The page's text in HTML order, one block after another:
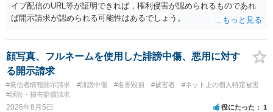
イブ配信のURL等が証明できれば，権利侵害が認められるものであれ
ば開示請求が認められる可能性はあるでしょう。
顔写真、フルネームを使用した誹謗中傷、悪用に対す
る開示請求
#発信者情報開示請求 #誹謗中傷 #名誉毀損 #被害者
#ネット上の個人特定被害
#訴訟・損害賠償請求
2026年8月5日 役にたった 1